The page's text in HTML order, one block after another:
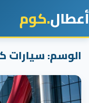
أعطال.كوم
الوسم:سيارات